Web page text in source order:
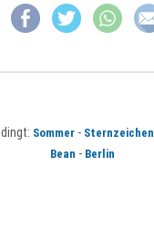
Sommer - Sternzeichen
Bean - Berlin